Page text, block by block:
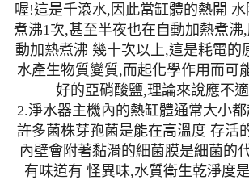
喔!這是千滾水,因此當缸體的熱開
煮沸1次,甚至半夜也在自動加熱煮沸
動加熱煮沸 幾十次以上,這是耗電的
水產生物質變質,而起化學作用而可
好的亞硝酸鹽,理論來說應不
2.淨水器主機內的熱缸體通常大小
許多菌株芽孢菌是能在高溫度 存活
內壁會附著黏滑的細菌膜是細菌的
有味道有 怪異味,水質衛生乾淨度